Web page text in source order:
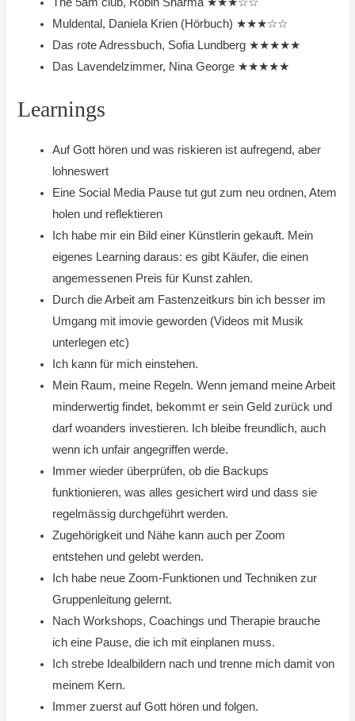
The 5am club, Robin Sharma ★★★☆☆
Muldental, Daniela Krien (Hörbuch) ★★★☆☆
Das rote Adressbuch, Sofia Lundberg ★★★★★
Das Lavendelzimmer, Nina George ★★★★★
Learnings
Auf Gott hören und was riskieren ist aufregend, aber
lohneswert
Eine Social Media Pause tut gut zum neu ordnen, Atem
holen und reflektieren
Ich habe mir ein Bild einer Künstlerin gekauft. Mein
eigenes Learning daraus: es gibt Käufer, die einen
angemessenen Preis für Kunst zahlen.
Durch die Arbeit am Fastenzeitkurs bin ich besser im
Umgang mit imovie geworden (Videos mit Musik
unterlegen etc)
Ich kann für mich einstehen.
Mein Raum, meine Regeln. Wenn jemand meine Arbeit
minderwertig findet, bekommt er sein Geld zurück und
darf woanders investieren. Ich bleibe freundlich, auch
wenn ich unfair angegriffen werde.
Immer wieder überprüfen, ob die Backups
funktionieren, was alles gesichert wird und dass sie
regelmässig durchgeführt werden.
Zugehörigkeit und Nähe kann auch per Zoom
entstehen und gelebt werden.
Ich habe neue Zoom-Funktionen und Techniken zur
Gruppenleitung gelernt.
Nach Workshops, Coachings und Therapie brauche
ich eine Pause, die ich mit einplanen muss.
Ich strebe Idealbildern nach und trenne mich damit von
meinem Kern.
Immer zuerst auf Gott hören und folgen.